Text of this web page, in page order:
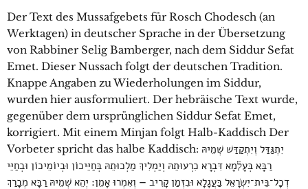
Der Text des Mussafgebets für Rosch Chodesch (an
Werktagen) in deutscher Sprache in der Übersetzung
von Rabbiner Selig Bamberger, nach dem Siddur Sefat
Emet. Dieser Nussach folgt der deutschen Tradition.
Knappe Angaben zu Wiederholungen im Siddur,
wurden hier ausformuliert. Der hebräische Text wurde,
gegenüber dem ursprünglichen Siddur Sefat Emet,
korrigiert. Mit einem Minjan folgt Halb-Kaddisch Der
Vorbeter spricht das halbe Kaddisch: יִתְגַּדַּל וְיִתְקַדַּשׁ שְׁמֵיהּ
רַבָּא בְּעָלְֿמָא דִּבְרָא כִרְעוּתֵהּ וְיַמְלִיךְ מַלְכוּתֵהּ בְּחַיֵּיכוֹן וּבְיוֹמֵיכוֹן וּבְחַיֵּי
דְכָל־בֵּית־יִשְׂרָאֵל בַּעֲגָלָא וּבִזְמַן קָרִיב – וְאִמְרוּ אָמֵן׃ יְהֵא שְׁמֵיהּ רַבָּא מְבָרַךְ